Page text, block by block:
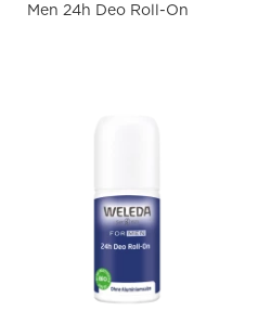
Men 24h Deo Roll-On